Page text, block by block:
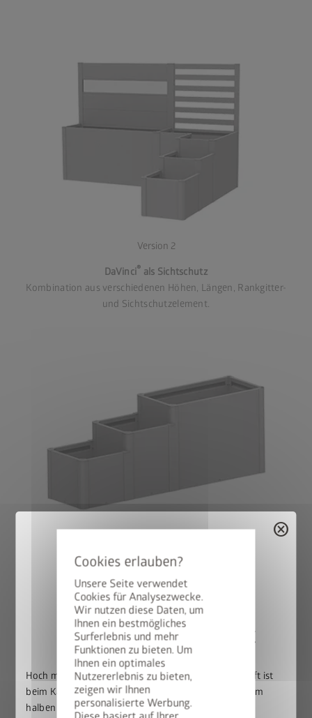
Unsere Seite verwendet
Cookies für Analysezwecke.
Wir nutzen diese Daten, um
Ihnen ein bestmögliches
Surferlebnis und mehr
Funktionen zu bieten. Um
Ihnen ein optimales
Nutzererlebnis zu bieten,
zeigen wir Ihnen
personalisierte Werbung.
Version 2
DaVinci® als Sichtschutz
Kombination aus verschiedenen Höhen, Längen, Rankgitter-
und Sichtschutzelement.
Version 3
DaVinci als Blumenbeet
Kombination aus verschiedenen Höhen und Längen.
Häufige Fragen zu
unserem DaVinci
cancel
50% auf den BikeLift
Hoch mit dem Bike. Runter mit dem Preis: Der BikeLift ist
beim Kauf eines passenden Biohort Gerätehauses zum
halben Preis erhältlich.